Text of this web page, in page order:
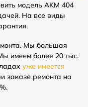
модель AKM 404
На все виды
Мы большая
имеем более 20 тыс.
уже имеется
заказе ремонта на